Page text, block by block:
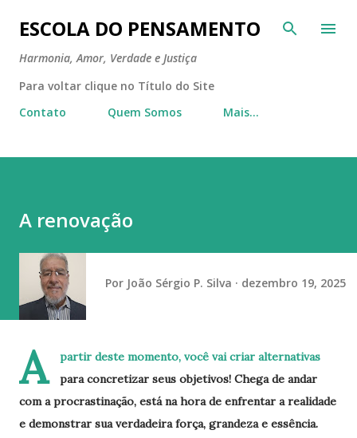
Pular para o conteúdo principal
ESCOLA DO PENSAMENTO
Harmonia, Amor, Verdade e Justiça
Para voltar clique no Título do Site
Contato
Quem Somos Mais…
A renovação
Por João Sérgio P. Silva dezembro 19, 2025
A
partir deste momento, você vai criar alternativas
para concretizar seus objetivos! Chega de andar
com a procrastinação, está na hora de enfrentar a realidade
e demonstrar sua verdadeira força, grandeza e essência.